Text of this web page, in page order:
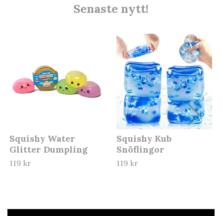
Senaste nytt!
Squishy Water
Glitter Dumpling
119 kr
Squishy Kub
Snöflingor
119 kr